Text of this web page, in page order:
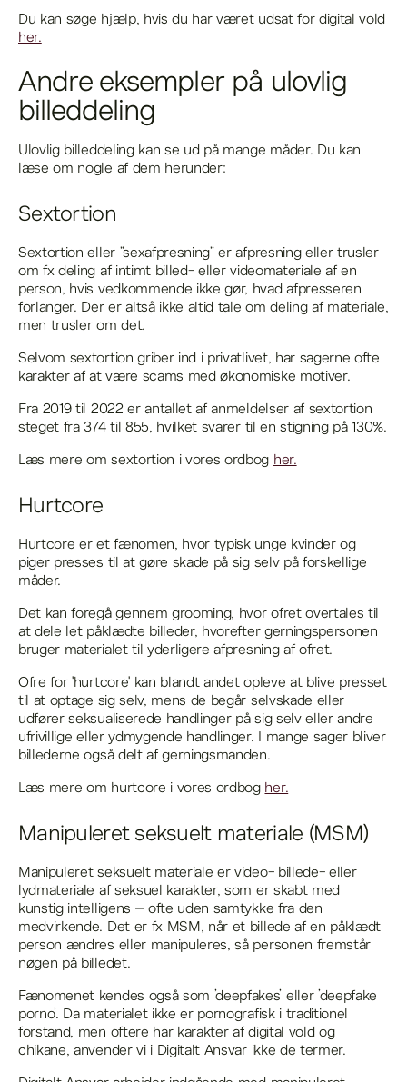
Du kan søge hjælp, hvis du har været udsat for digital vold
her.
Andre eksempler på ulovlig
billeddeling
Ulovlig billeddeling kan se ud på mange måder. Du kan
læse om nogle af dem herunder:
Sextortion
Sextortion eller ”sexafpresning” er afpresning eller trusler
om fx deling af intimt billed- eller videomateriale af en
person, hvis vedkommende ikke gør, hvad afpresseren
forlanger. Der er altså ikke altid tale om deling af materiale,
men trusler om det.
Selvom sextortion griber ind i privatlivet, har sagerne ofte
karakter af at være scams med økonomiske motiver.
Fra 2019 til 2022 er antallet af anmeldelser af sextortion
steget fra 374 til 855, hvilket svarer til en stigning på 130%.
Læs mere om sextortion i vores ordbogher.
Hurtcore
Hurtcore er et fænomen, hvor typisk unge kvinder og
piger presses til at gøre skade på sig selv på forskellige
måder.
Det kan foregå gennem grooming, hvor ofret overtales til
at dele let påklædte billeder, hvorefter gerningspersonen
bruger materialet til yderligere afpresning af ofret.
Ofre for 'hurtcore' kan blandt andet opleve at blive presset
til at optage sig selv, mens de begår selvskade eller
udfører seksualiserede handlinger på sig selv eller andre
ufrivillige eller ydmygende handlinger. I mange sager bliver
billederne også delt af gerningsmanden.
Læs mere om hurtcore i vores ordbogher.
Manipuleret seksuelt materiale (MSM)
Manipuleret seksuelt materiale er video- billede- eller
lydmateriale af seksuel karakter, som er skabt med
kunstig intelligens – ofte uden samtykke fra den
medvirkende. Det er fx MSM, når et billede af en påklædt
person ændres eller manipuleres, så personen fremstår
nøgen på billedet.
Fænomenet kendes også som ’deepfakes’ eller ’deepfake
porno’. Da materialet ikke er pornografisk i traditionel
forstand, men oftere har karakter af digital vold og
chikane, anvender vi i Digitalt Ansvar ikke de termer.